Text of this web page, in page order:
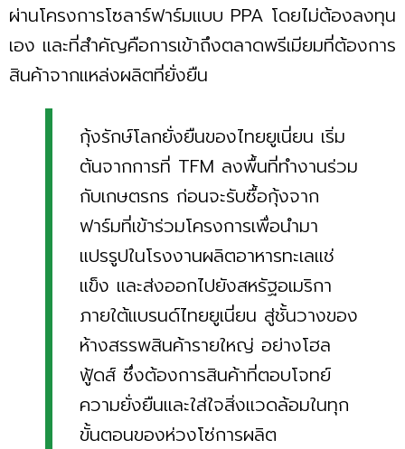
ผ่านโครงการโซลาร์ฟาร์มแบบ PPA โดยไม่ต้องลงทุน
เอง และที่สำคัญคือการเข้าถึงตลาดพรีเมียมที่ต้องการ
สินค้าจากแหล่งผลิตที่ยั่งยืน
กุ้งรักษ์โลกยั่งยืนของไทยยูเนี่ยน เริ่ม
ต้นจากการที่ TFM ลงพื้นที่ทำงานร่วม
กับเกษตรกร ก่อนจะรับซื้อกุ้งจาก
ฟาร์มที่เข้าร่วมโครงการเพื่อนำมา
แปรรูปในโรงงานผลิตอาหารทะเลแช่
แข็ง และส่งออกไปยังสหรัฐอเมริกา
ภายใต้แบรนด์ไทยยูเนี่ยน สู่ชั้นวางของ
ห้างสรรพสินค้ารายใหญ่ อย่างโฮล
ฟู้ดส์ ซึ่งต้องการสินค้าที่ตอบโจทย์
ความยั่งยืนและใส่ใจสิ่งแวดล้อมในทุก
ขั้นตอนของห่วงโซ่การผลิต